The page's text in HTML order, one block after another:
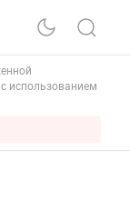
использованием